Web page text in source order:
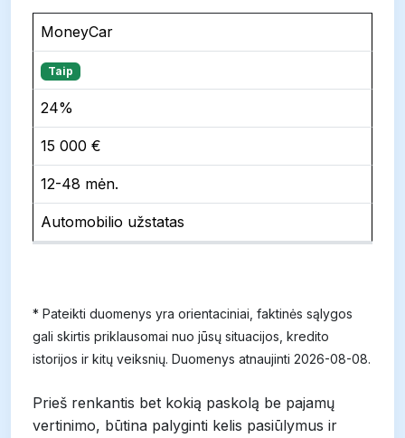
MoneyCar
Taip
24%
15 000 €
12-48 mėn.
Automobilio užstatas
* Pateikti duomenys yra orientaciniai, faktinės sąlygos
gali skirtis priklausomai nuo jūsų situacijos, kredito
istorijos ir kitų veiksnių. Duomenys atnaujinti 2026-08-08.
Prieš renkantis bet kokią paskolą be pajamų
vertinimo, būtina palyginti kelis pasiūlymus ir